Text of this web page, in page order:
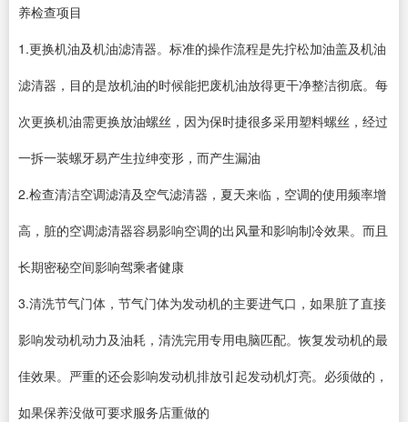
养检查项目
1.更换机油及机油滤清器。标准的操作流程是先拧松加油盖及机油
滤清器，目的是放机油的时候能把废机油放得更干净整洁彻底。每
次更换机油需更换放油螺丝，因为保时捷很多采用塑料螺丝，经过
一拆一装螺牙易产生拉绅变形，而产生漏油
2.检查清洁空调滤清及空气滤清器，夏天来临，空调的使用频率增
高，脏的空调滤清器容易影响空调的出风量和影响制冷效果。而且
长期密秘空间影响驾乘者健康
3.清洗节气门体，节气门体为发动机的主要进气口，如果脏了直接
影响发动机动力及油耗，清洗完用专用电脑匹配。恢复发动机的最
佳效果。严重的还会影响发动机排放引起发动机灯亮。必须做的，
如果保养没做可要求服务店重做的